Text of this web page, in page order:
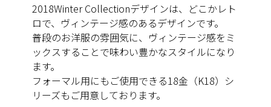
2018Winter Collectionデザインは、どこかレト
ロで、 ヴィンテージ感のあるデザインです。
普段のお洋服の雰囲気に、ヴィンテージ感をミ
ックスすることで味わい豊かなスタイルになり
ます。
フォーマル用にもご使用できる18金（K18）シ
リーズもご用意しております。